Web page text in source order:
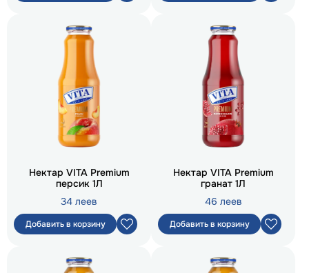
Нектар VITA Premium
персик 1Л
34 леев
Добавить в корзину
Нектар VITA Premium
гранат 1Л
46 леев
Добавить в корзину